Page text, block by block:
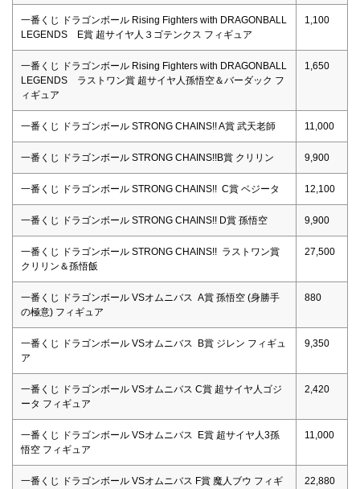
一番くじ ドラゴンボール Rising Fighters with DRAGONBALL
LEGENDS E賞 超サイヤ人３ゴテンクス フィギュア
1,100
一番くじ ドラゴンボール Rising Fighters with DRAGONBALL
LEGENDS ラストワン賞 超サイヤ人孫悟空＆バーダック フ
ィギュア
1,650
一番くじ ドラゴンボール STRONG CHAINS!! A賞 武天老師 11,000
一番くじ ドラゴンボール STRONG CHAINS!!B賞 クリリン 9,900
一番くじ ドラゴンボール STRONG CHAINS!! C賞 ベジータ 12,100
一番くじ ドラゴンボール STRONG CHAINS!! D賞 孫悟空 9,900
一番くじ ドラゴンボール STRONG CHAINS!! ラストワン賞
クリリン＆孫悟飯
27,500
一番くじ ドラゴンボール VSオムニバス A賞 孫悟空 (身勝手
の極意) フィギュア
880
一番くじ ドラゴンボール VSオムニバス B賞 ジレン フィギュ
ア
9,350
一番くじ ドラゴンボール VSオムニバス C賞 超サイヤ人ゴジ
ータ フィギュア
2,420
一番くじ ドラゴンボール VSオムニバス E賞 超サイヤ人3孫
悟空 フィギュア
11,000
一番くじ ドラゴンボール VSオムニバス F賞 魔人ブウ フィギ
22,880